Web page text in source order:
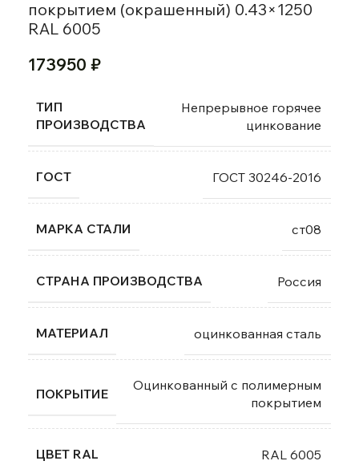
покрытием (окрашенный) 0.43×1250
RAL 6005
173950 ₽
ТИП
ПРОИЗВОДСТВА
Непрерывное горячее
цинкование
ГОСТ ГОСТ 30246-2016
МАРКА СТАЛИ ст08
СТРАНА ПРОИЗВОДСТВА Россия
МАТЕРИАЛ оцинкованная сталь
ПОКРЫТИЕ
Оцинкованный с полимерным
покрытием
ЦВЕТ RAL RAL 6005